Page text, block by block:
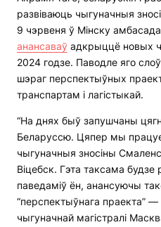
развіваюць чыгуначныя
9 чэрвеня ў Мінску
анансаваў адкрыццё новых
2024 годзе. Паводле яго
шэраг перспектыўных
транспартам і лагістыкай.
“На днях быў запушчаны
Беларуссю. Цяпер мы
чыгуначныя зносіны
Віцебск. Гэта таксама будзе
паведаміў ён, анансуючы
“перспектыўнага праекта”
чыгуначнай магістралі